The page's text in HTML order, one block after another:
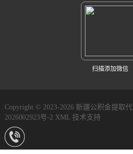
扫描添加微信
Copyright © 2023-2026 新疆公积金提取
2026002923号-2 XML 技术支持